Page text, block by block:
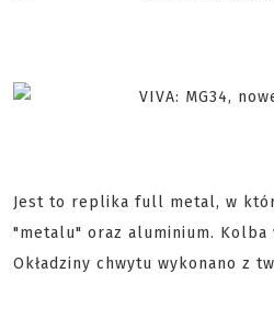
Jest to replika full metal, w
"metalu" oraz aluminium. Kolba
Okładziny chwytu wykonano z